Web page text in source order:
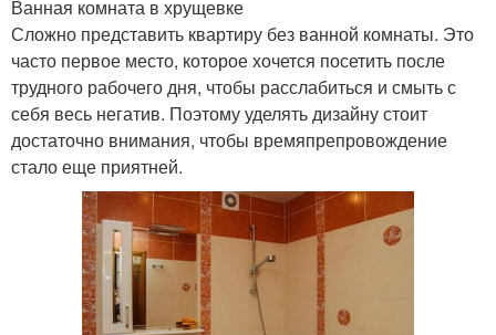
Ванная комната в хрущевке
Сложно представить квартиру без ванной комнаты. Это
часто первое место, которое хочется посетить после
трудного рабочего дня, чтобы расслабиться и смыть с
себя весь негатив. Поэтому уделять дизайну стоит
достаточно внимания, чтобы времяпрепровождение
стало еще приятней.